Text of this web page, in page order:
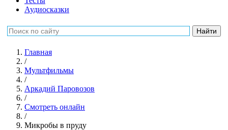
Аудиосказки
Главная
/
Мультфильмы
/
Аркадий Паровозов
/
Смотреть онлайн
/
Микробы в пруду